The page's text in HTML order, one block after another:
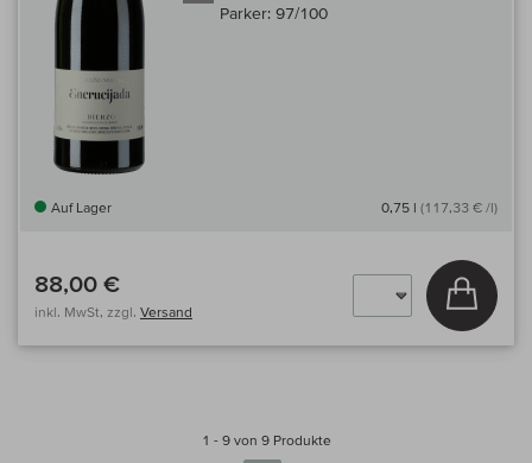
Parker: 97/100
Auf Lager 0,75 l (117,33 € /l)
88,00 €
inkl. MwSt, zzgl. Versand
In
1 - 9 von 9 Produkte